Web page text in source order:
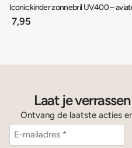
Iconic kinder zonnebril UV400 –
7,95
Laat je
Ontvang de laatste acties